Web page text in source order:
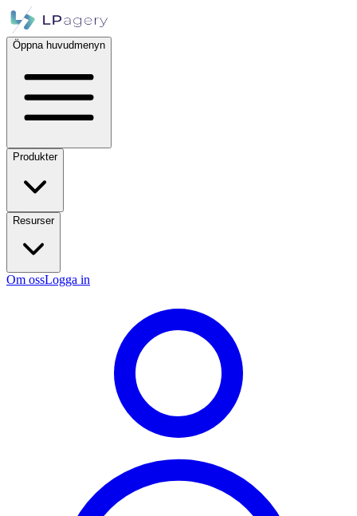
Öppna huvudmenyn
Produkter
Resurser
Om ossLogga in